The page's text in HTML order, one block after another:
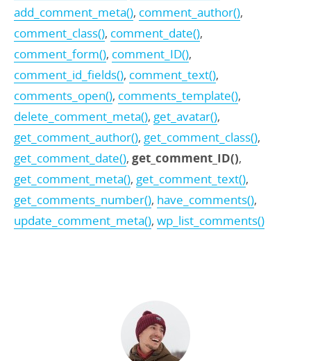
add_comment_meta(), comment_author(),
comment_class(), comment_date(),
comment_form(), comment_ID(),
comment_id_fields(), comment_text(),
comments_open(), comments_template(),
delete_comment_meta(), get_avatar(),
get_comment_author(), get_comment_class(),
get_comment_date(), get_comment_ID(),
get_comment_meta(), get_comment_text(),
get_comments_number(), have_comments(),
update_comment_meta(), wp_list_comments()